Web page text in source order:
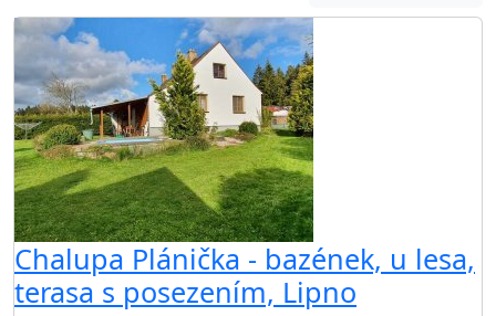
Chalupa Plánička - bazének, u lesa,
terasa s posezením, Lipno